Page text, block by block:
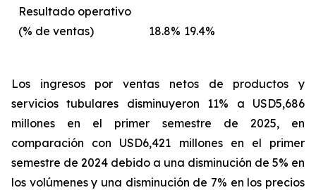
Resultado operativo
(% de ventas)
18.8% 19.4%
Los ingresos por ventas netos de productos y
servicios tubulares disminuyeron 11% a USD5,686
millones en el primer semestre de 2025, en
comparación con USD6,421 millones en el primer
semestre de 2024 debido a una disminución de 5% en
los volúmenes y una disminución de 7% en los precios